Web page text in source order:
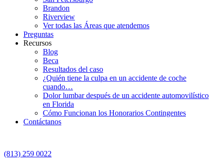
Brandon
Riverview
Ver todas las Áreas que atendemos
Preguntas
Recursos
Blog
Beca
Resultados del caso
¿Quién tiene la culpa en un accidente de coche
cuando…
Dolor lumbar después de un accidente automovilístico
en Florida
Cómo Funcionan los Honorarios Contingentes
Contáctanos
(813) 259 0022